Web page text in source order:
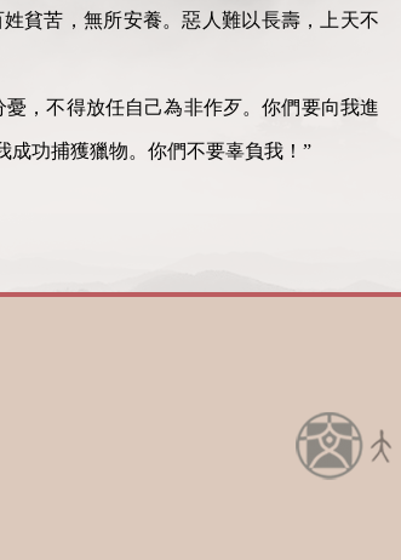
貧苦，無所安養。惡人難以長壽，上天不
，不得放任自己為非作歹。你們要向我進
成功捕獲獵物。你們不要辜負我！”